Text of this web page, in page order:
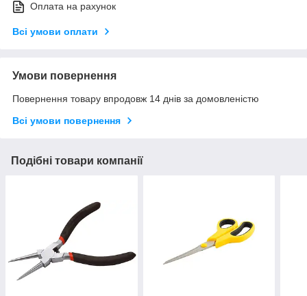
Оплата на рахунок
Всі умови оплати
Умови повернення
Повернення товару впродовж 14 днів за домовленістю
Всі умови повернення
Подібні товари компанії